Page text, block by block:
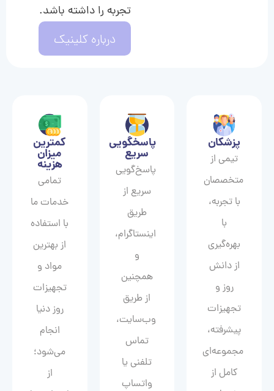
تجربه را داشته باشد.
درباره کلینیک
پزشکان
تیمی از
متخصصان
با تجربه،
با
بهره‌گیری
از دانش
روز و
تجهیزات
پیشرفته،
مجموعه‌ای
کامل از
پاسخگویی
سریع
پاسخ‌گویی
سریع از
طریق
اینستاگرام،
و
همچنین
از طریق
وب‌سایت،
تماس
تلفنی یا
واتساپ
کمترین
میزان
هزینه
تمامی
خدمات ما
با استفاده
از بهترین
مواد و
تجهیزات
روز دنیا
انجام
می‌شود؛
از